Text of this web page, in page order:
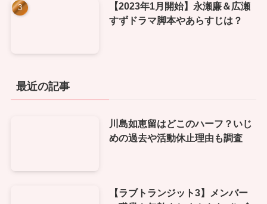
【2023年1月開始】永瀬廉＆広瀬
すずドラマ脚本やあらすじは？
最近の記事
川島如恵留はどこのハーフ？いじ
めの過去や活動休止理由も調査
【ラブトランジット3】メンバー